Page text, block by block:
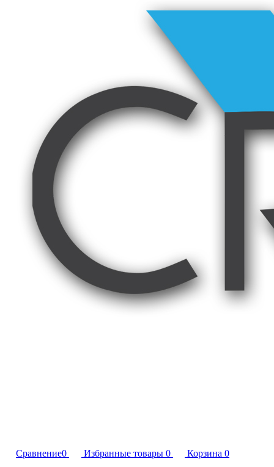
Сравнение0 Избранные товары 0 Корзина 0